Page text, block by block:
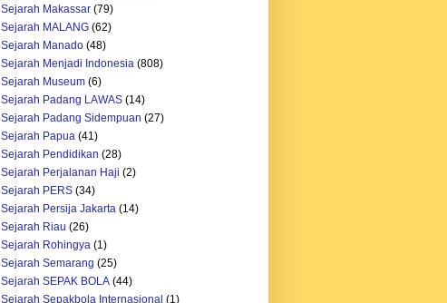
Sejarah Makassar (79)
Sejarah MALANG (62)
Sejarah Manado (48)
Sejarah Menjadi Indonesia (808)
Sejarah Museum (6)
Sejarah Padang LAWAS (14)
Sejarah Padang Sidempuan (27)
Sejarah Papua (41)
Sejarah Pendidikan (28)
Sejarah Perjalanan Haji (2)
Sejarah PERS (34)
Sejarah Persija Jakarta (14)
Sejarah Riau (26)
Sejarah Rohingya (1)
Sejarah Semarang (25)
Sejarah SEPAK BOLA (44)
Sejarah Sepakbola Internasional (1)